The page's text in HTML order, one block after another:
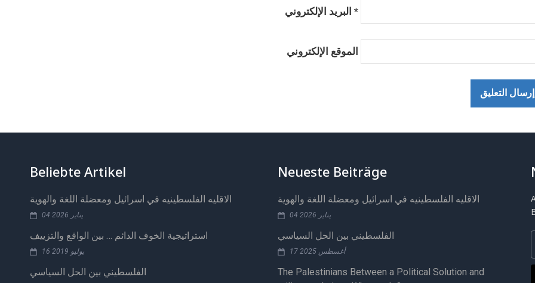
*
الموقع الإلكتروني
Beliebte Artikel
الاقليه الفلسطينيه في اسرائيل ومعضلة اللغة والهوية
04 يناير 2026
استراتيجية الخوف الدائم … بين الواقع والتزييف
16 يوليو 2019
الفلسطيني بين الحل السياسي
Neueste Beiträge
الاقليه الفلسطينيه في اسرائيل ومعضلة اللغة والهوية
04 يناير 2026
الفلسطيني بين الحل السياسي
17 أغسطس 2025
The Palestinians Between a Political Solution and